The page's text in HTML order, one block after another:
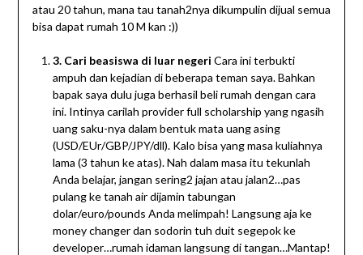
atau 20 tahun, mana tau tanah2nya dikumpulin dijual semua
bisa dapat rumah 10 M kan :))
3. Cari beasiswa di luar negeri Cara ini terbukti
ampuh dan kejadian di beberapa teman saya. Bahkan
bapak saya dulu juga berhasil beli rumah dengan cara
ini. Intinya carilah provider full scholarship yang ngasih
uang saku-nya dalam bentuk mata uang asing
(USD/EUr/GBP/JPY/dll). Kalo bisa yang masa kuliahnya
lama (3 tahun ke atas). Nah dalam masa itu tekunlah
Anda belajar, jangan sering2 jajan atau jalan2…pas
pulang ke tanah air dijamin tabungan
dolar/euro/pounds Anda melimpah! Langsung aja ke
money changer dan sodorin tuh duit segepok ke
developer…rumah idaman langsung di tangan…Mantap!